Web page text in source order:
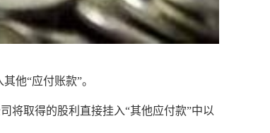
他“应付账款”。
将取得的股利直接挂入“其他应付款”中以